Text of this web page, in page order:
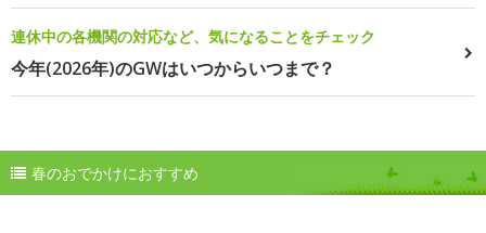
連休中の各機関の対応など、気になることをチェック
今年(2026年)のGWはいつからいつまで？
春のおでかけにおすすめ